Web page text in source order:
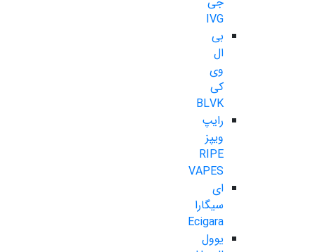
IVG
بی
ال
وی
کی
BLVK
رایپ
ویپز
RIPE
VAPES
ای
سیگارا
Ecigara
یوول